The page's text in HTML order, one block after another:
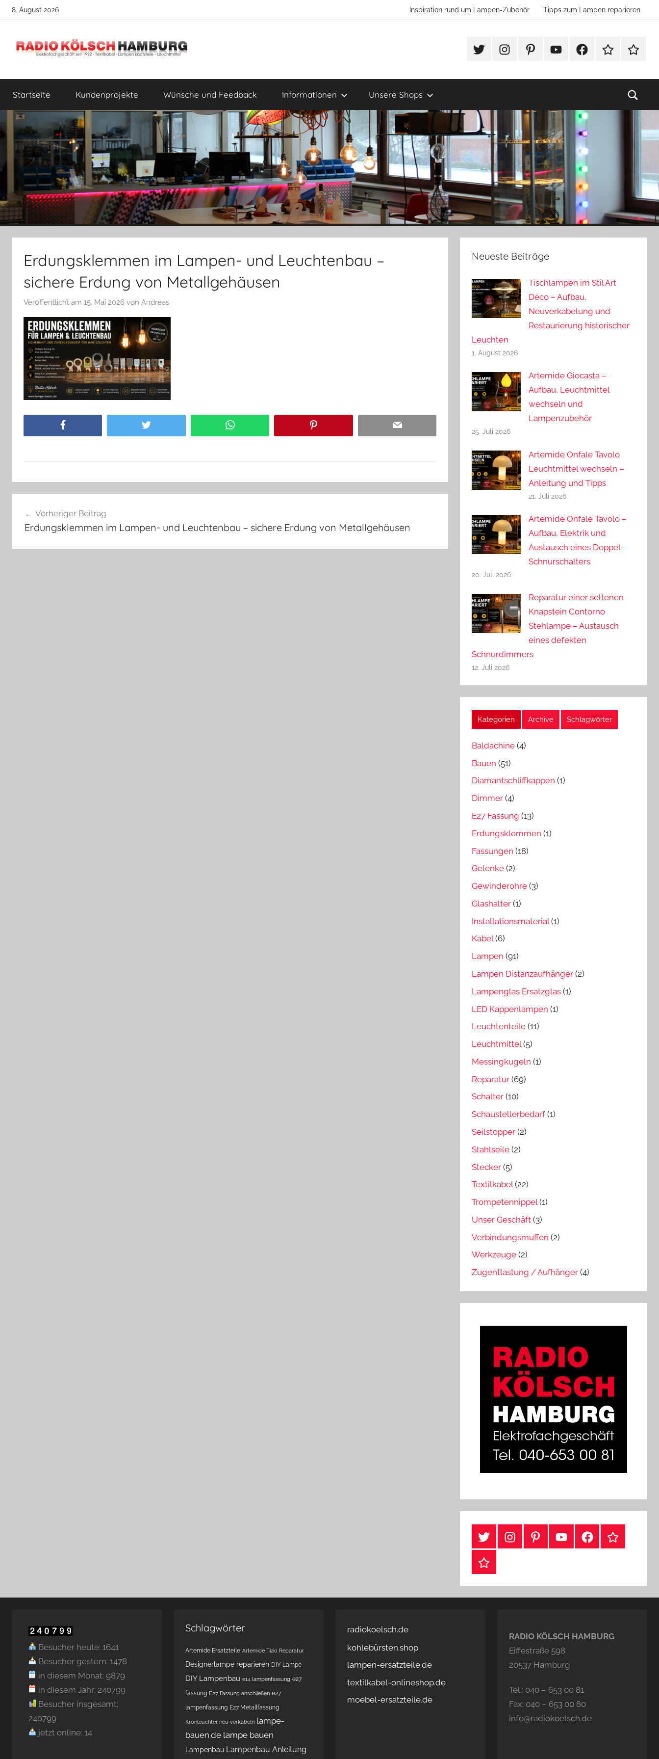
Zum8. August 2026 Inspiration rund um Lampen-Zubehör Tipps zum Lampen reparieren
Radio
Kölsch
Hamburg
Lampenbau
Tipps
#TwitterInstagramPinterestYouTubeFacebook
TikTok
Startseite Kundenprojekte Wünsche und Feedback Informationen Unsere Shops
Erdungsklemmen im Lampen- und Leuchtenbau –
sichere Erdung von Metallgehäusen
Veröffentlicht am 15. Mai 2026 von Andreas
Twitter WhatsApp Email
Vorheriger Beitrag
Erdungsklemmen im Lampen- und Leuchtenbau – sichere Erdung von Metallgehäusen
Neueste Beiträge
Tischlampen im Stil Art
Déco – Aufbau,
Neuverkabelung und
Restaurierung historischer
Leuchten
1. August 2026
Artemide Giocasta –
Aufbau, Leuchtmittel
wechseln und
Lampenzubehör
25. Juli 2026
Artemide Onfale Tavolo
Leuchtmittel wechseln –
Anleitung und Tipps
21. Juli 2026
Artemide Onfale Tavolo –
Aufbau, Elektrik und
Austausch eines Doppel-
Schnurschalters
20. Juli 2026
Reparatur einer seltenen
Knapstein Contorno
Stehlampe – Austausch
eines defekten
Schnurdimmers
12. Juli 2026
Kategorien Archive Schlagwörter
Baldachine (4)
Bauen (51)
Diamantschliffkappen (1)
Dimmer (4)
E27 Fassung (13)
Erdungsklemmen (1)
Fassungen (18)
Gelenke (2)
Gewinderohre (3)
Glashalter (1)
Installationsmaterial (1)
Kabel(6)
Lampen (91)
Lampen Distanzaufhänger (2)
Lampenglas Ersatzglas (1)
LED Kappenlampen (1)
Leuchtenteile (11)
Leuchtmittel(5)
Messingkugeln (1)
Reparatur (69)
Schalter (10)
Schaustellerbedarf (1)
Seilstopper (2)
Stahlseile (2)
Stecker (5)
Textilkabel(22)
Trompetennippel(1)
Unser Geschäft (3)
Verbindungsmuffen (2)
Werkzeuge (2)
Zugentlastung / Aufhänger (4)
#TwitterInstagramPinterestYouTubeFacebook
TikTok
Webshop
Besucher heute: 1641
Besucher gestern: 1478
in diesem Monat: 9879
in diesem Jahr: 240799
Besucher insgesamt:
240799
jetzt online: 14
Schlagwörter
Artemide Ersatzteile Artemide Tizio Reparatur
Designerlampe reparieren DIY Lampe
DIY Lampenbau e14 lampenfassung e27
fassung E27 Fassung anschließen e27
lampenfassung E27 Metallfassung
Kronleuchter neu verkabeln lampe-
bauen.de lampe bauen
Lampenbau Lampenbau Anleitung
radiokoelsch.de
kohlebürsten.shop
lampen-ersatzteile.de
textilkabel-onlineshop.de
moebel-ersatzteile.de
RADIO KÖLSCH HAMBURG
Eiffestraße 598
20537 Hamburg
Tel.: 040 – 653 00 81
Fax: 040 – 653 00 80
info@radiokoelsch.de